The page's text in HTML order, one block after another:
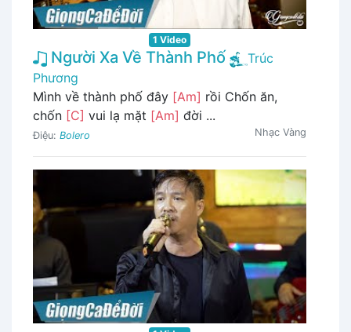
1 Video
Người Xa Về Thành Phố
Trúc
Phương
Mình về thành phố đây [Am] rồi Chốn ăn,
chốn [C] vui lạ mặt [Am] đời ...
Điệu: Bolero Nhạc Vàng